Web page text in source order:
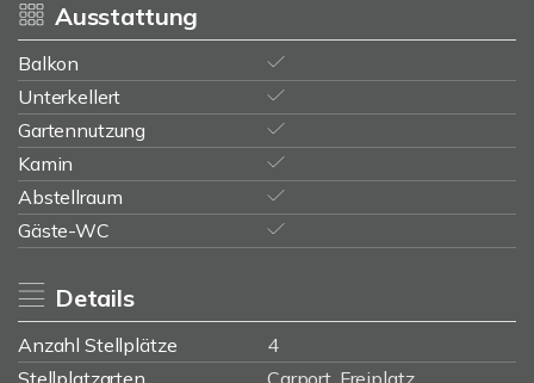
Ausstattung
Balkon
Unterkellert
Gartennutzung
Kamin
Abstellraum
Gäste-WC
Details
Anzahl Stellplätze
4
Stellplatzarten
Carport, Freiplatz